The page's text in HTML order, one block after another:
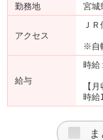
勤務地
宮城
アクセス
Ｊ
※自
給与
時給
【月
時給